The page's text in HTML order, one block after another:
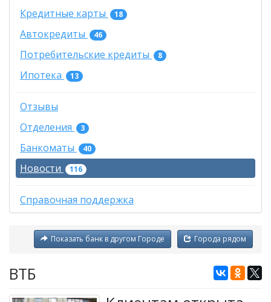
Кредитные карты 18
Автокредиты 46
Потребительские кредиты 8
Ипотека 13
Отзывы
Отделения
3
Банкоматы 40
Новости 116
Справочная поддержка
Города рядом
Показать банк в другом Городе
ВТБ